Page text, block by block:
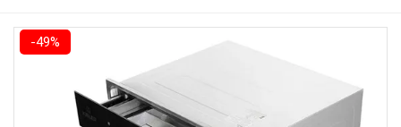
-49%